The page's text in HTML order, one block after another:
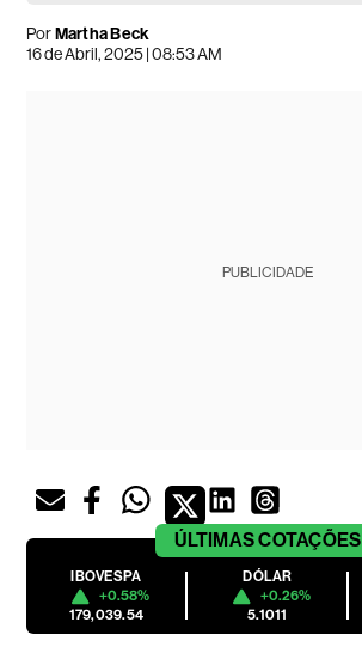
PorMartha Beck
16 de Abril, 2025 | 08:53 AM
PUBLICIDADE
ÚLTIMASCOTAÇÕES
IBOVESPA
+0.58%
179,039.54
DÓLAR
+0.26%
5.1011